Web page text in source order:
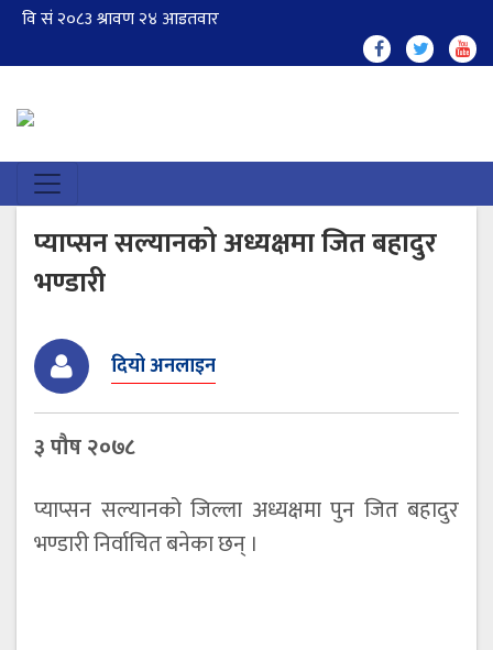
प्याप्सन सल्यानको अध्यक्षमा जित बहादुर
भण्डारी
दियो अनलाइन
३ पौष २०७८
प्याप्सन सल्यानको जिल्ला अध्यक्षमा पुन जित बहादुर
भण्डारी निर्वाचित बनेका छन् ।